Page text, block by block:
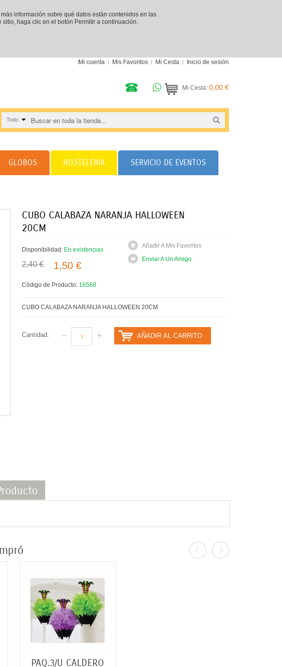
información sobre qué datos están contenidos en las
sitio, haga clic en el botón Permitir a continuación.
Mi cuenta Mis Favoritos Mi Cesta Inicio de sesión
Mi Cesta: 0,00 €
Todo
GLOBOS HOSTELERIA SERVICIO DE EVENTOS
CUBO CALABAZA NARANJA HALLOWEEN
20CM
Disponibilidad: En existencias
2,40 € 1,50 €
Código de Producto: 16560
Añadir A Mis Favoritos
Enviar A Un Amigo
CUBO CALABAZA NARANJA HALLOWEEN 20CM
Cantidad: AÑADIR AL CARRITO
PAQ.3/U CALDERO